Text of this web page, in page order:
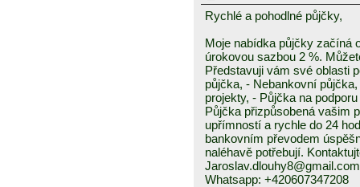
Rychlé a pohodlné půjčky,
Moje nabídka půjčky začíná
úrokovou sazbou 2 %.
Představuji vám své oblasti
půjčka, - Nebankovní
projekty, - Půjčka na
Půjčka přizpůsobená vašim
upřímností a rychle do 24
bankovním převodem
naléhavě potřebují.
Jaroslav.dlouhy8@gmail.com
Whatsapp: +420607347208